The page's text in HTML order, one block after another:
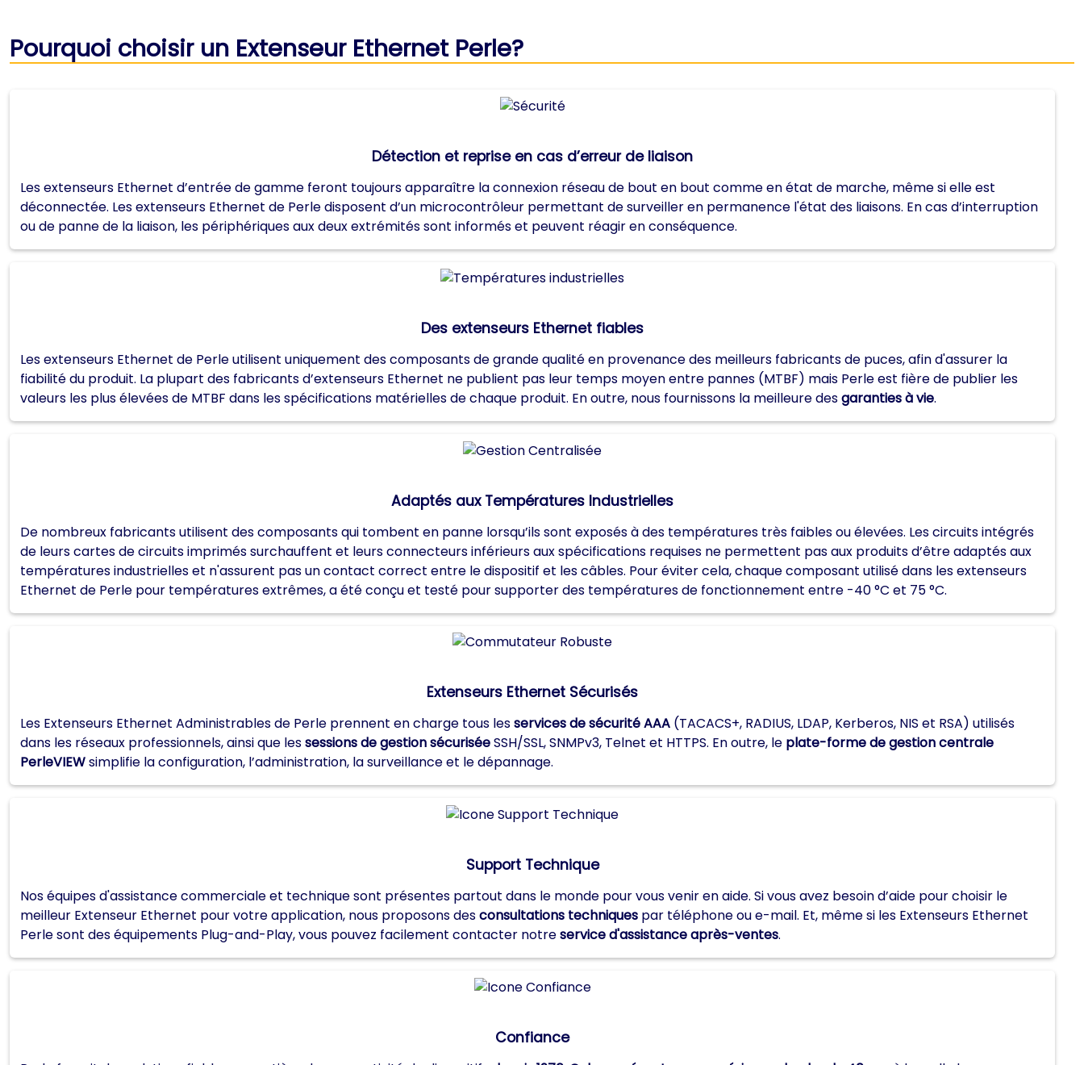
Pourquoi choisir un Extenseur Ethernet Perle?
Détection et reprise en cas d’erreur de liaison
Les extenseurs Ethernet d’entrée de gamme feront toujours apparaître la connexion réseau de bout en bout comme en état de marche, même si elle est
déconnectée. Les extenseurs Ethernet de Perle disposent d’un microcontrôleur permettant de surveiller en permanence l'état des liaisons. En cas d’interruption
ou de panne de la liaison, les périphériques aux deux extrémités sont informés et peuvent réagir en conséquence.
Des extenseurs Ethernet fiables
Les extenseurs Ethernet de Perle utilisent uniquement des composants de grande qualité en provenance des meilleurs fabricants de puces, afin d'assurer la
fiabilité du produit. La plupart des fabricants d’extenseurs Ethernet ne publient pas leur temps moyen entre pannes (MTBF) mais Perle est fière de publier les
valeurs les plus élevées de MTBF dans les spécifications matérielles de chaque produit. En outre, nous fournissons la meilleure desgaranties à vie.
Adaptés aux Températures Industrielles
De nombreux fabricants utilisent des composants qui tombent en panne lorsqu’ils sont exposés à des températures très faibles ou élevées. Les circuits intégrés
de leurs cartes de circuits imprimés surchauffent et leurs connecteurs inférieurs aux spécifications requises ne permettent pas aux produits d’être adaptés aux
températures industrielles et n'assurent pas un contact correct entre le dispositif et les câbles. Pour éviter cela, chaque composant utilisé dans les extenseurs
Ethernet de Perle pour températures extrêmes, a été conçu et testé pour supporter des températures de fonctionnement entre -40 °C et 75 °C.
Extenseurs Ethernet Sécurisés
Les Extenseurs Ethernet Administrables de Perle prennent en charge tous lesservices de sécurité AAA (TACACS+, RADIUS, LDAP, Kerberos, NIS et RSA) utilisés
dans les réseaux professionnels, ainsi que lessessions de gestion sécuriséeSSH/SSL, SNMPv3, Telnet et HTTPS. En outre, le plate-forme de gestion centrale
PerleVIEWsimplifie la configuration, l’administration, la surveillance et le dépannage.
Support Technique
Nos équipes d'assistance commerciale et technique sont présentes partout dans le monde pour vous venir en aide. Si vous avez besoin d’aide pour choisir le
meilleur Extenseur Ethernet pour votre application, nous proposons desconsultations techniques par téléphone ou e-mail. Et, même si les Extenseurs Ethernet
Perle sont des équipements Plug-and-Play, vous pouvez facilement contacter notreservice d'assistance après-ventes.
Confiance